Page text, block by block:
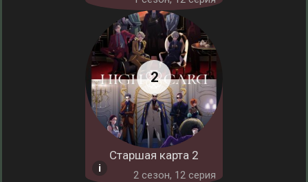
Старшая карта 2
2 cезон, 12 серия